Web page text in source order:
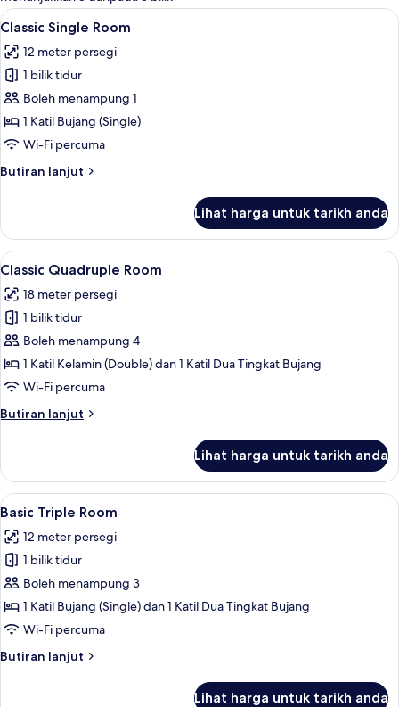
untuk
bilik
Lihat
semua
foto
untuk
Classic
Single
Room
2
Classic Single Room
12 meter persegi
1 bilik tidur
Boleh menampung 1
1 Katil Bujang (Single)
Wi-Fi percuma
Butiran lanjut
Butiran
Single
Room
Lihat harga untuk tarikh anda
Lihat
semua
foto
untuk
Classic
Quadruple
Room
2
Classic Quadruple Room
18 meter persegi
1 bilik tidur
Boleh menampung 4
1 Katil Kelamin (Double) dan 1 Katil Dua Tingkat Bujang
Wi-Fi percuma
Butiran lanjut
Butiran
Quadruple
Room
Lihat harga untuk tarikh anda
Lihat
semua
foto
untuk
Basic
Triple
Room
2
Basic Triple Room
12 meter persegi
1 bilik tidur
Boleh menampung 3
1 Katil Bujang (Single) dan 1 Katil Dua Tingkat Bujang
Wi-Fi percuma
Butiran lanjut
Butiran
Lihat harga untuk tarikh anda